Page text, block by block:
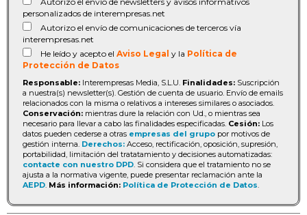
personalizados de interempresas.net
Autorizo el envío de comunicaciones de terceros vía
interempresas.net
He leído y acepto el Aviso Legal y la Política de
Protección de Datos
Responsable: Interempresas Media, S.L.U. Finalidades: Suscripción
a nuestra(s) newsletter(s). Gestión de cuenta de usuario. Envío de emails
relacionados con la misma o relativos a intereses similares o asociados.
Conservación: mientras dure la relación con Ud., o mientras sea
necesario para llevar a cabo las finalidades especificadas. Cesión: Los
datos pueden cederse a otras empresas del grupo por motivos de
gestión interna. Derechos: Acceso, rectificación, oposición, supresión,
portabilidad, limitación del tratatamiento y decisiones automatizadas:
contacte con nuestro DPD. Si considera que el tratamiento no se
ajusta a la normativa vigente, puede presentar reclamación ante la
AEPD. Más información: Política de Protección de Datos.